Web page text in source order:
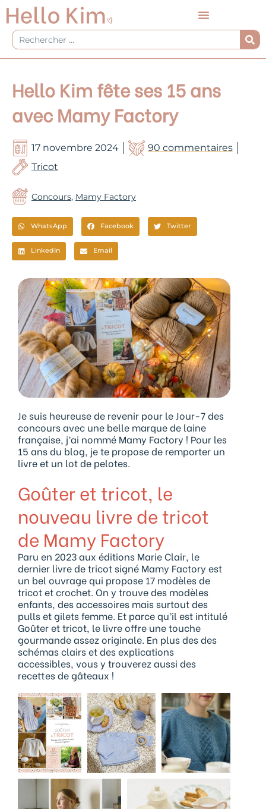
Aller
au
contenu
Rechercher
Hello Kim fête ses 15 ans
avec Mamy Factory
17 novembre 2024
90 commentaires
Tricot
Concours, Mamy Factory
WhatsApp Facebook Twitter
LinkedIn Email
Je suis heureuse de revenir pour le Jour-7 des
concours avec une belle marque de laine
française, j’ai nommé Mamy Factory ! Pour les
15 ans du blog, je te propose de remporter un
livre et un lot de pelotes.
Goûter et tricot, le
nouveau livre de tricot
de Mamy Factory
Paru en 2023 aux éditions Marie Clair, le
dernier livre de tricot signé Mamy Factory est
un bel ouvrage qui propose 17 modèles de
tricot et crochet. On y trouve des modèles
enfants, des accessoires mais surtout des
pulls et gilets femme. Et parce qu’il est intitulé
Goûter et tricot, le livre offre une touche
gourmande assez originale. En plus des des
schémas clairs et des explications
accessibles, vous y trouverez aussi des
recettes de gâteaux !